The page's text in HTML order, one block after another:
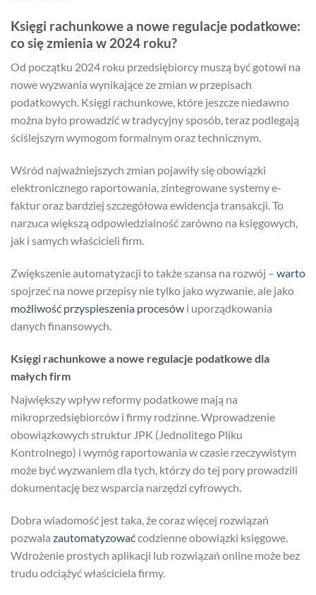
Księgi rachunkowe a nowe regulacje podatkowe:
co się zmienia w 2024 roku?
Od początku 2024 roku przedsiębiorcy muszą być gotowi na
nowe wyzwania wynikające ze zmian w przepisach
podatkowych. Księgi rachunkowe, które jeszcze niedawno
można było prowadzić w tradycyjny sposób, teraz podlegają
ściślejszym wymogom formalnym oraz technicznym.
Wśród najważniejszych zmian pojawiły się obowiązki
elektronicznego raportowania, zintegrowane systemy e-
faktur oraz bardziej szczegółowa ewidencja transakcji. To
narzuca większą odpowiedzialność zarówno na księgowych,
jak i samych właścicieli firm.
Zwiększenie automatyzacji to także szansa na rozwój – warto
spojrzeć na nowe przepisy nie tylko jako wyzwanie, ale jako
możliwość przyspieszenia procesów i uporządkowania
danych finansowych.
Księgi rachunkowe a nowe regulacje podatkowe dla
małych firm
Największy wpływ reformy podatkowe mają na
mikroprzedsiębiorców i firmy rodzinne. Wprowadzenie
obowiązkowych struktur JPK (Jednolitego Pliku
Kontrolnego) i wymóg raportowania w czasie rzeczywistym
może być wyzwaniem dla tych, którzy do tej pory prowadzili
dokumentację bez wsparcia narzędzi cyfrowych.
Dobra wiadomość jest taka, że coraz więcej rozwiązań
pozwala zautomatyzowaćcodzienne obowiązki księgowe.
Wdrożenie prostych aplikacji lub rozwiązań online może bez
trudu odciążyć właściciela firmy.